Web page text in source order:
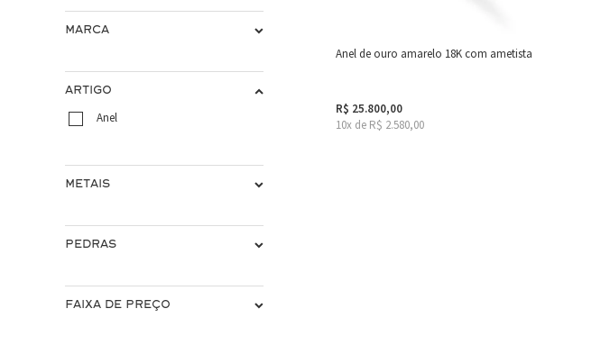
MARCA
ARTIGO
Anel
METAIS
PEDRAS
FAIXA DE PREÇO
Anel de ouro amarelo 18K com ametista
R$ 25.800,00
10x de R$ 2.580,00